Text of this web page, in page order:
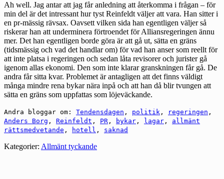
Ah well. Jag antar att jag får anledning att återkomma i frågan – för
min del är det intressant hur tyst Reinfeldt väljer att vara. Han sitter i
en pr-mässig rävsax. Oavsett vilken sida han egentligen väljer så
riskerar han att underminera förtroendet för Alliansregeringen ännu
mer. Det han egentligen borde göra är att gå ut, sätta en gräns
(tidsmässig och vad det handlar om) för vad han anser som reellt för
att inte platsa i regeringen och sedan låta revisorer och jurister gå
igenom allas ekonomi. Den som inte klarar granskningen får gå. De
andra får sitta kvar. Problemet är antagligen att det finns väldigt
många mindre rena bykar nära inpå och att han då blir tvungen att
sätta en gräns som uppfattas som löjeväckande.
Andra bloggar om: Tendensdagen , politik , regeringen ,
Anders Borg , Reinfeldt , PR , bykar , lagar , allmänt
rättsmedvetande , hotell , saknad
Kategorier: Allmänt tyckande